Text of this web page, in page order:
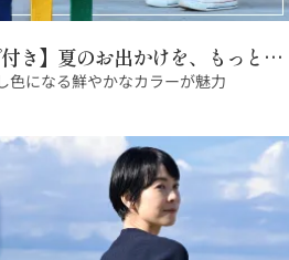
き】夏のお出かけを、もっと軽
色になる鮮やかなカラーが魅力